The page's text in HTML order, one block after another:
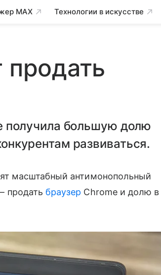
MAX Технологии в искусстве
получила большую долю
развиваться.
масштабный антимонопольный
продать браузер Chrome и долю в